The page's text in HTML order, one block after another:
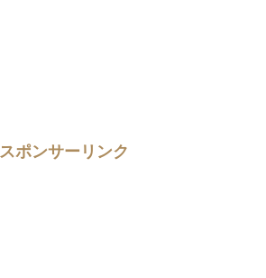
スポンサーリンク